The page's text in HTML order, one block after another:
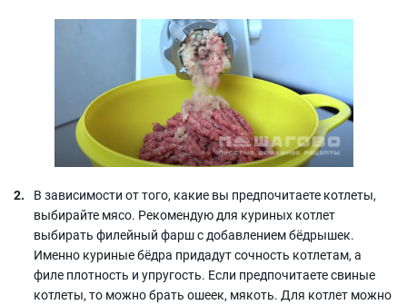
В зависимости от того, какие вы предпочитаете котлеты,
выбирайте мясо. Рекомендую для куриных котлет
выбирать филейный фарш с добавлением бёдрышек.
Именно куриные бёдра придадут сочность котлетам, а
филе плотность и упругость. Если предпочитаете свиные
котлеты, то можно брать ошеек, мякоть. Для котлет можно